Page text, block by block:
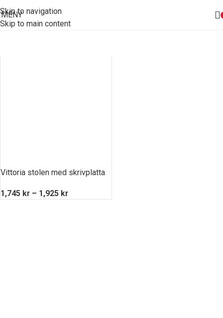
Skip to navigation
Skip to main content
MENY
Vittoria stolen med skrivplatta
1,745 kr – 1,925 kr